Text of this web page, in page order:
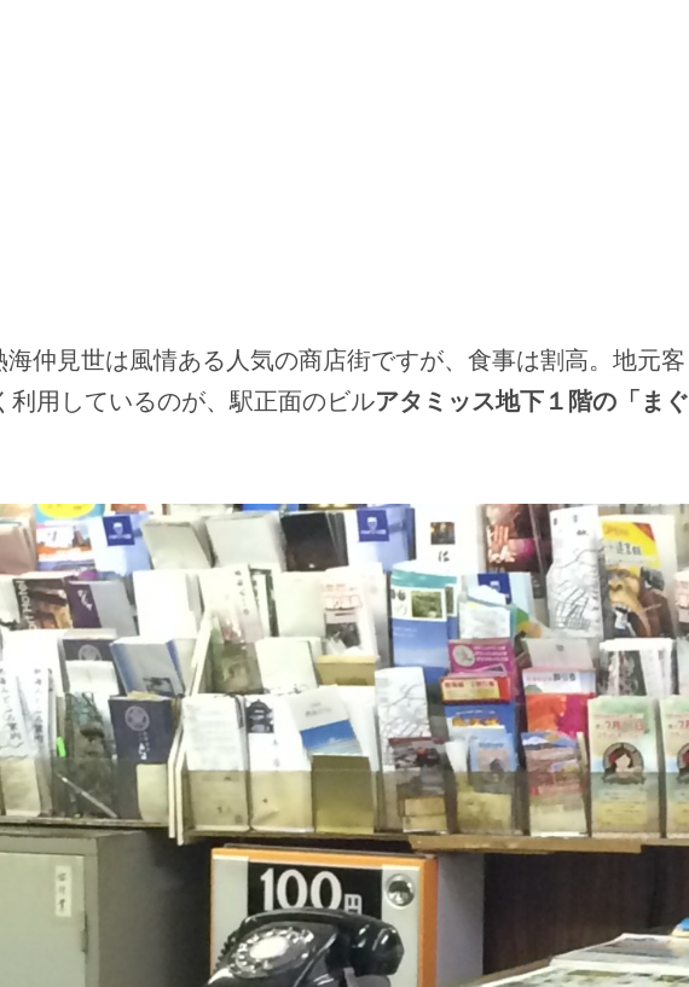
仲見世は風情ある人気の商店街ですが、食事は割高。地元客
利用しているのが、駅正面のビルアタミッス地下１階の「まぐ